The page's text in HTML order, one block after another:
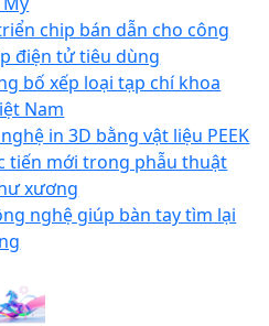
chip bán dẫn cho công
điện tử tiêu dùng
bố xếp loại tạp chí khoa
Nam
in 3D bằng vật liệu PEEK
tiến mới trong phẫu thuật
xương
nghệ giúp bàn tay tìm lại